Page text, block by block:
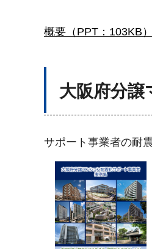
概要（PPT：103KB）
大阪府分
サポート事業者の耐